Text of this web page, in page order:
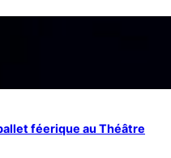
féerique au Théâtre